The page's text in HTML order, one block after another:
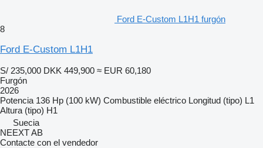
Ford E-Custom L1H1 furgón
8
Ford E-Custom L1H1
S/ 235,000 DKK 449,900 ≈ EUR 60,180
Furgón
2026
Potencia 136 Hp (100 kW) Combustible eléctrico Longitud (tipo) L1
Altura (tipo) H1
Suecia
NEEXT AB
Contacte con el vendedor